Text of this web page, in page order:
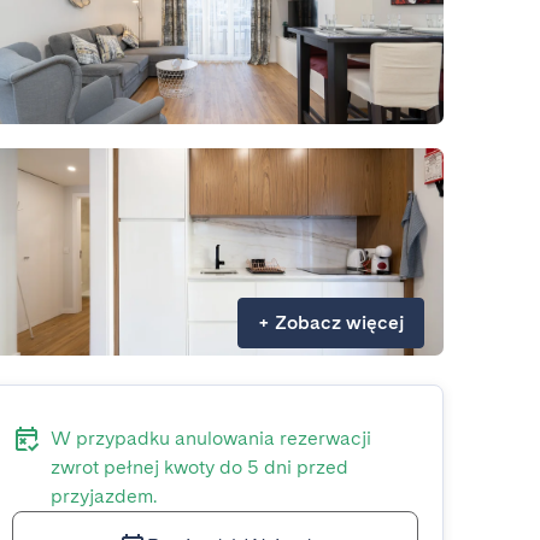
+ Zobacz więcej
W przypadku anulowania rezerwacji
zwrot pełnej kwoty do 5 dni przed
przyjazdem.